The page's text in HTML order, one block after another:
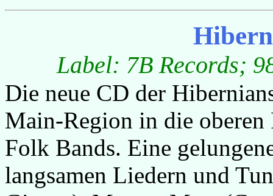
Label: 7B Records;
Die neue CD der
Main-Region in die oberen
Folk Bands. Eine
langsamen Liedern und